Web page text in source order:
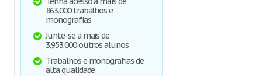
863.000 trabalhos e
monografias
Junte-se a mais de
3.953.000 outros alunos
Trabalhos e monografias de
alta qualidade